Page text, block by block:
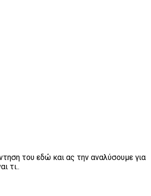
του εδώ και ας την αναλύσουμε για
τι..